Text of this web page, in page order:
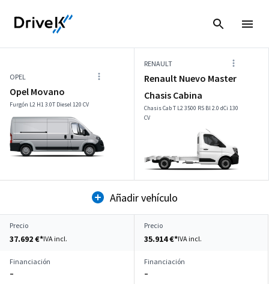
OPEL
Opel Movano
Furgón L2 H1 3.0T Diesel 120 CV
RENAULT
Renault Nuevo Master
Chasis Cabina
Chasis Cab T L2 3500 RS Bl 2.0 dCi 130
CV
Añadir vehículo
Precio
37.692 €*IVA incl.
Precio
35.914 €*IVA incl.
Financiación
–
Financiación
–